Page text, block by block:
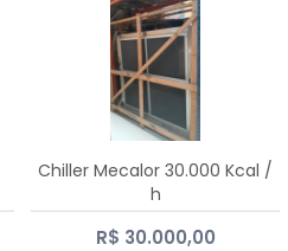
Chiller Mecalor 30.000 Kcal /
h
R$ 30.000,00